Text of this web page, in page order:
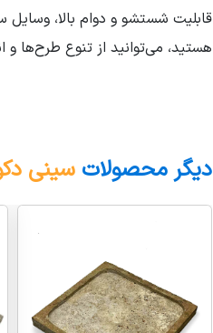
قابلیت شستشو و دوام بالا،
هستید، می‌توانید از تنوع طرح‌ها و
دیگر محصولات سینی